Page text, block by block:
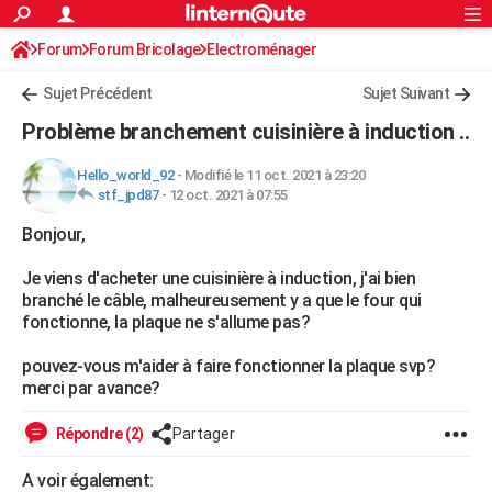
ACTUALITÉS
Politique
Société
Faits Divers
Education
Monde
Villes
+
FINANCE
Retraite
Impôts
Epargne
Immobilier
Risques naturels par ville
Banque
Assurance
Crédit
AUTO
Essais
Réserver un essai
Citadines
Berlines
SUV
Forum auto
+HIGH-TECH
Mobiles
Meilleur smartphone
Internet
Ordinateurs
Jeux vidéo
Guide high-tech
+BRICOLAGE
Forum
Aménagement intérieur
Extérieur
Cuisine
Salle de bains
Jardinage
Rangement
Guides de France
Escapades
Patrimoine
Expositions
Musées
Week-end nature
+LIFESTYLE
Art de vivre
Bien-être
Loisirs
Mode
Modes de vie
SANTE
VOYAGE
S'inscrire
Connexion
Forum Forum Bricolage Electroménager
Sujet Précédent Sujet Suivant
Problème branchement cuisinière à induction ..
Hello_world_92- Modifié le 11 oct. 2021 à 23:20
stf_jpd87- 12 oct. 2021 à 07:55
Bonjour,
Je viens d'acheter une cuisinière à induction, j'ai bien
branché le câble, malheureusement y a que le four qui
fonctionne, la plaque ne s'allume pas?
pouvez-vous m'aider à faire fonctionner la plaque svp?
merci par avance?
Répondre (2) Partager
A voir également: